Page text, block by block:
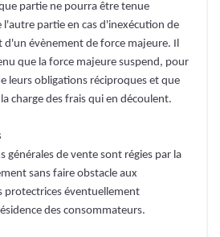
partie ne pourra être tenue
l'autre partie en cas d'inexécution de
d'un évènement de force majeure. Il
que la force majeure suspend, pour
leurs obligations réciproques et que
charge des frais qui en découlent.
générales de vente sont régies par la
sans faire obstacle aux
protectrices éventuellement
des consommateurs.